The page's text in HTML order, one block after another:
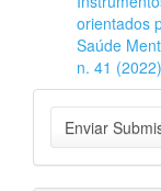
orientados
Saúde
n. 41 (2022)
Enviar
Enviar